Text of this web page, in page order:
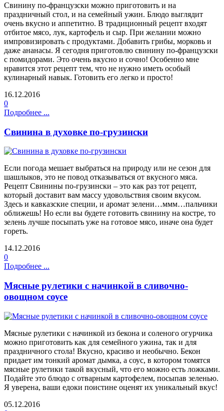
Свинину по-французски можно приготовить и на
праздничный стол, и на семейный ужин. Блюдо выглядит
очень вкусно и аппетитно. В традиционный рецепт входят
отбитое мясо, лук, картофель и сыр. При желании можно
импровизировать с продуктами. Добавить грибы, морковь и
даже ананасы. Я сегодня приготовлю свинину по-французски
с помидорами. Это очень вкусно и сочно! Особенно мне
нравится этот рецепт тем, что не нужно иметь особый
кулинарный навык. Готовить его легко и просто!
16.12.2016
0
Подробнее ...
Свинина в духовке по-грузински
Если погода мешает выбраться на природу или не сезон для
шашлыков, это не повод отказываться от вкусного мяса.
Рецепт Свинины по-грузински – это как раз тот рецепт,
который доставит вам массу удовольствия своим вкусом.
Здесь и кавказские специи, и аромат зелени…ммм…пальчики
оближешь! Но если вы будете готовить свинину на костре, то
зелень лучше посыпать уже на готовое мясо, иначе она будет
гореть.
14.12.2016
0
Подробнее ...
Мясные рулетики с начинкой в сливочно-
овощном соусе
Мясные рулетики с начинкой из бекона и соленого огурчика
можно приготовить как для семейного ужина, так и для
праздничного стола! Вкусно, красиво и необычно. Бекон
придает им тонкий аромат дымка, а соус, в котором томятся
мясные рулетики такой вкусный, что его можно есть ложками.
Подайте это блюдо с отварным картофелем, посыпав зеленью.
Я уверена, ваши едоки поистине оценят их уникальный вкус!
05.12.2016